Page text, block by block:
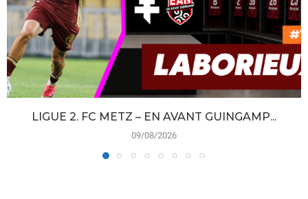
LIGUE 2. FC METZ – EN AVANT GUINGAMP...
09/08/2026